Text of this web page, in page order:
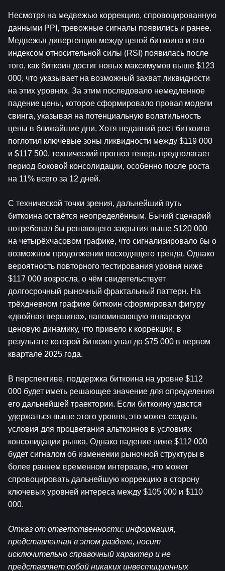
Несмотря на медвежью коррекцию, спровоцированную
данными PPI, тревожные сигналы появились и ранее.
Медвежья дивергенция между ценой биткоина и его
индексом относительной силы (RSI) появилась после
того, как биткоин достиг новых максимумов выше $123
000, что указывает на возможный захват ликвидности
на этих уровнях. За этим последовало немедленное
падение цены, которое сформировало провал модели
свинга, указывая на потенциальную волатильность
цены в ближайшие дни. Хотя недавний рост биткоина
поглотил ключевые зоны ликвидности между $119 000
и $117 500, технический прогноз теперь предполагает
период боковой консолидации, особенно после роста
на 11% всего за 12 дней.
С технической точки зрения, дальнейший путь
биткоина остаётся неопределённым. Бычий сценарий
потребовал бы решающего закрытия выше $120 000
на четырёхчасовом графике, что сигнализировало бы о
возможном продолжении восходящего тренда. Однако
вероятность повторного тестирования уровня ниже
$117 000 возросла, о чём свидетельствует
долгосрочный рыночный фрактальный паттерн. На
трёхдневном графике биткоин сформировал фигуру
«двойная вершина», напоминающую январскую
ценовую динамику, что привело к коррекции, в
результате которой биткоин упал до $75 000 в первом
квартале 2025 года.
В перспективе, поддержка биткоина на уровне $112
000 будет иметь решающее значение для определения
его дальнейшей траектории. Если биткоину удастся
удержаться выше этого уровня, это может создать
условия для процветания альткоинов в условиях
консолидации рынка. Однако падение ниже $112 000
будет сигналом об изменении рыночной структуры в
более раннем временном интервале, что может
спровоцировать дальнейшую коррекцию в сторону
ключевых уровней интереса между $105 000 и $110
000.
Отказ от ответственности: информация,
представленная в этом разделе, носит
исключительно справочный характер и не
представляет собой никаких инвестиционных